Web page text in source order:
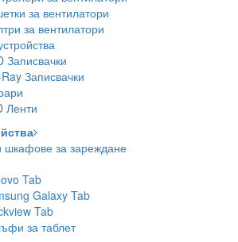
за вентилатори
за вентилатори
Записвачки
Записвачки
Ленти
шкафове за зареждане
Tab
Galaxy Tab
Tab
за таблет